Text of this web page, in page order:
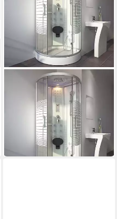
HOME DELUXE
Eckdusche Duschkabine
WHITE PEARL - 90 x 90 cm
979,00 € UVP1.279,00 €
in 6-7 Werktagen bei dir